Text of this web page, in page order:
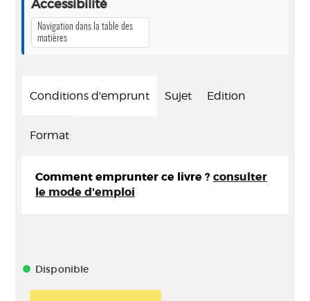
Accessibilité
Navigation dans la table des
matières
Conditions d'emprunt Sujet Edition
Format
Comment emprunter ce livre ? consulter
le mode d'emploi
Disponible